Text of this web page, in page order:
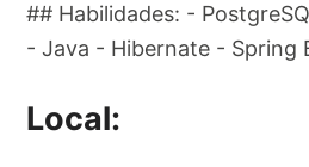
## Habilidades: -
- Java - Hibernate - Spring
Local: